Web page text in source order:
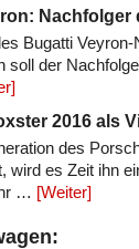
Nachfolger
Bugatti
soll der
2016 als
des
wird es Zeit ihn
… [Weiter]